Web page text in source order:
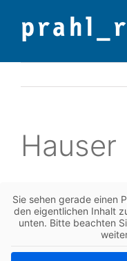
Inhalt
Hauser
Sie sehen gerade einen
den eigent­li­chen Inhalt
unten. Bitte beach­ten